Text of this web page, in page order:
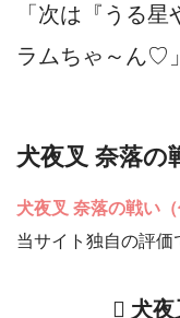
「次は『うる
ラムちゃ～ん♡」
犬夜叉 奈落の
犬夜叉 奈落の戦い
当サイト独自の評価
犬夜